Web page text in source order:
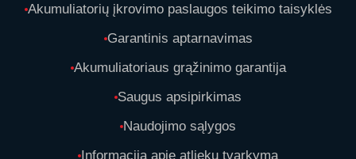
Akumuliatorių įkrovimo paslaugos teikimo taisyklės
Garantinis aptarnavimas
Akumuliatoriaus grąžinimo garantija
Saugus apsipirkimas
Naudojimo sąlygos
Informacija apie atliekų tvarkymą